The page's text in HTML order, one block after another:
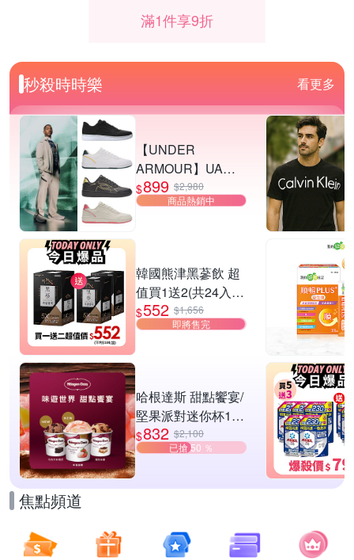
滿1件享9折
UPS不斷電系統限時95折
滿1件享95折
秒殺時時樂 看更多
【UNDER
ARMOUR】UA
Tempo 運動休閒鞋
多款任選
$899 $2,980
商品熱銷中
韓國熊津黑蔘飲 超
值買1送2(共24入
組)
$552 $1,656
即將售完
哈根達斯 甜點饗宴/
堅果派對迷你杯16
入組 任選
$832 $2,100
已搶 50 ％
焦點頻道